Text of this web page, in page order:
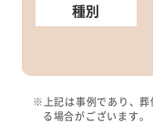
種別
※上記は事例であり、葬
る場合がございます。